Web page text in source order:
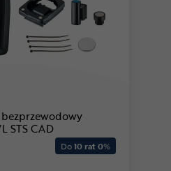
STS CAD
Do10 rat 0%